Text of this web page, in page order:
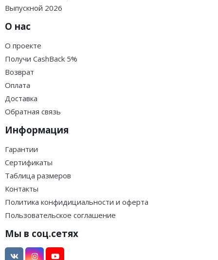
Выпускной 2026
О нас
О проекте
Получи CashBack 5%
Возврат
Оплата
Доставка
Обратная связь
Информация
Гарантии
Сертификаты
Таблица размеров
Контакты
Политика конфидициальности и оферта
Пользовательское соглашение
Мы в соц.сетях